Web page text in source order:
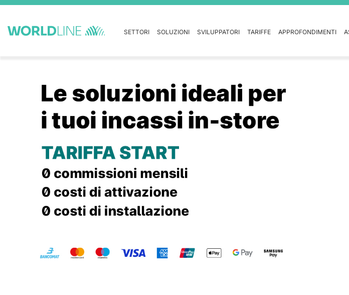
SETTORI SOLUZIONI SVILUPPATORI TARIFFE APPROFONDIMENTI